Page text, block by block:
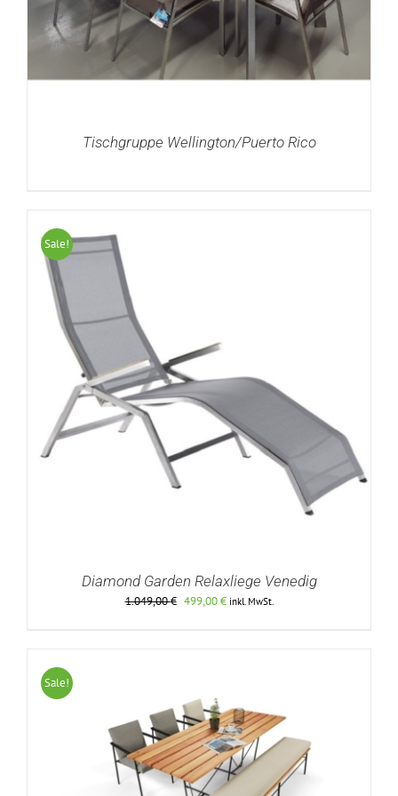
Tischgruppe Wellington/Puerto Rico
Sale!
DETAILS
Diamond Garden Relaxliege Venedig
1.049,00€ Ursprünglicher
499,00€Aktueller
inkl. MwSt.
Sale!